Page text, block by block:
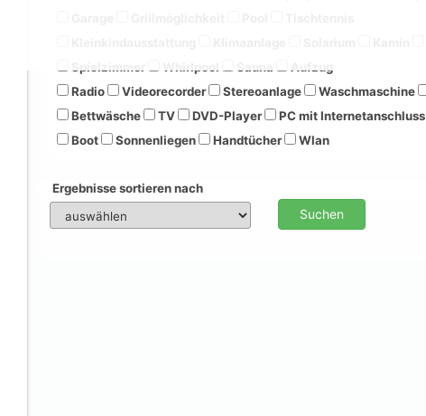
Radio
Videorecorder Stereoanlage Waschmaschine
Bettwäsche
TV DVD-Player PC mit Internetanschluss
Boot
Sonnenliegen Handtücher Wlan
Ergebnisse sortieren nach
Suchen